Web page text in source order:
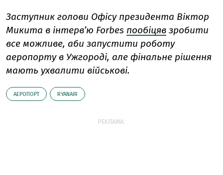
Заступник голови Офісу президента Віктор
Микита в інтерв’ю Forbes пообіцяв зробити
все можливе, аби запустити роботу
аеропорту в Ужгороді, але фінальне рішення
мають ухвалити військові.
АЕРОПОРТ RYANAIR
РЕКЛАМА: